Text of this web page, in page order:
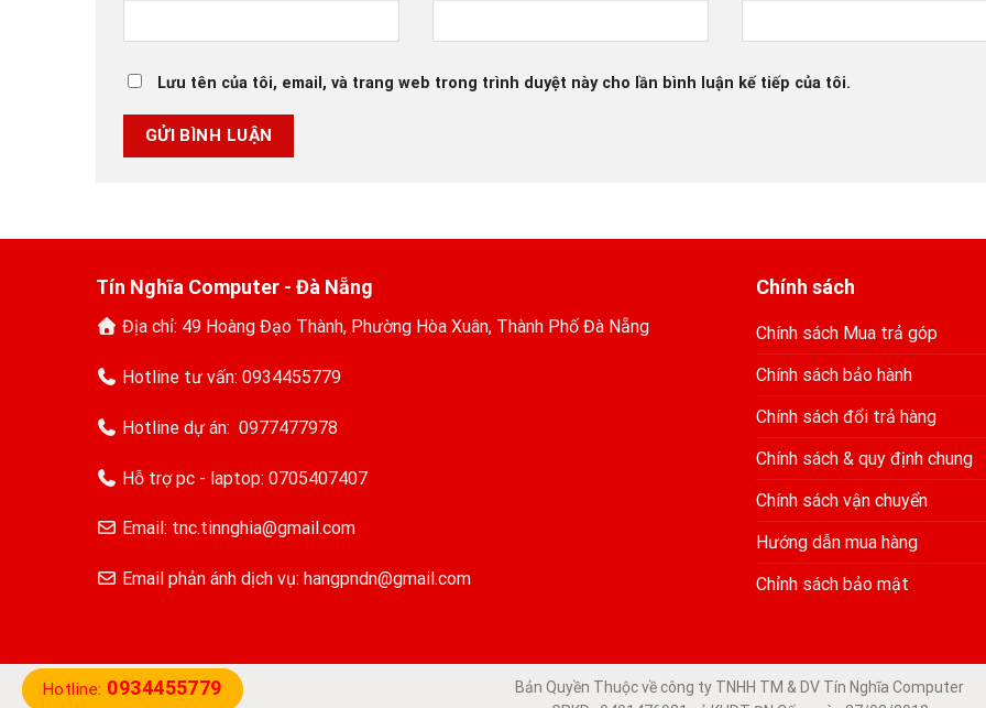
Lưu tên của tôi, email, và trang web trong trình duyệt này cho lần bình luận kế tiếp của tôi.
Tín Nghĩa Computer - Đà Nẵng
Địa chỉ: 49 Hoàng Đạo Thành, Phường Hòa Xuân, Thành Phố Đà Nẵng
Hotline tư vấn: 0934455779
Hotline dự án: 0977477978
Hỗ trợ pc - laptop: 0705407407
Email: tnc.tinnghia@gmail.com
Email phản ánh dịch vụ: hangpndn@gmail.com
Chính sách
Chính sách Mua trả góp
Chính sách bảo hành
Chính sách đổi trả hàng
Chính sách & quy định chung
Chính sách vận chuyển
Hướng dẫn mua hàng
Chỉnh sách bảo mật
Bản Quyền Thuộc về công ty TNHH TM & DV Tín Nghĩa Computer
Hotline: 0934455779